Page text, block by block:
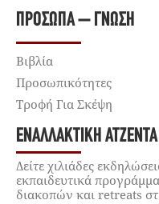
ΠΡΌΣΩΠΑ – ΓΝΏΣΗ
Βιβλία
Προσωπικότητες
Τροφή Για Σκέψη
ΕΝΑΛΛΑΚΤΙΚΉ ΑΤΖΈΝΤΑ
Δείτε χιλιάδες
εκπαιδευτικά
διακοπών και retreats